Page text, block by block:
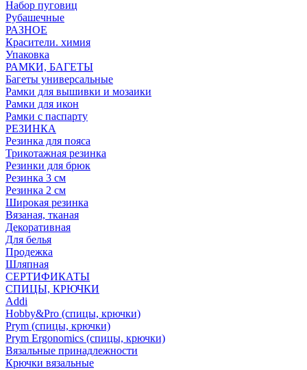
Набор пуговиц
Рубашечные
РАЗНОЕ
Красители. химия
Упаковка
РАМКИ, БАГЕТЫ
Багеты универсальные
Рамки для вышивки и мозаики
Рамки для икон
Рамки с паспарту
РЕЗИНКА
Резинка для пояса
Трикотажная резинка
Резинки для брюк
Резинка 3 см
Резинка 2 см
Широкая резинка
Вязаная, тканая
Декоративная
Для белья
Продежка
Шляпная
СЕРТИФИКАТЫ
СПИЦЫ, КРЮЧКИ
Addi
Hobby&Pro (спицы, крючки)
Prym (спицы, крючки)
Prym Ergonomics (спицы, крючки)
Вязальные принадлежности
Крючки вязальные